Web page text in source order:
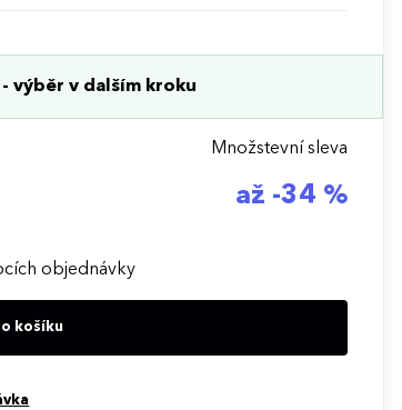
výběr v dalším kroku
Množstevní sleva
až -34 %
objednávky
košíku